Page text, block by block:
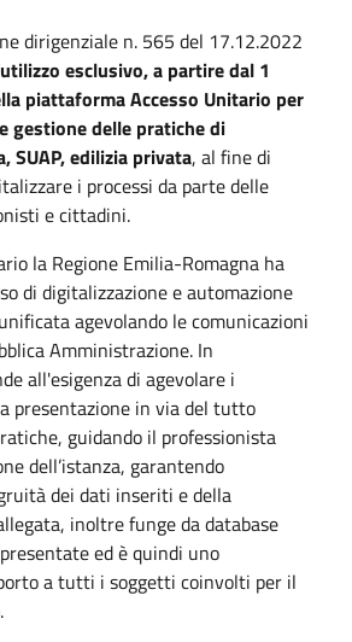
dirigenziale n. 565 del 17.12.2022
utilizzo esclusivo, a partire dal 1
piattaforma Accesso Unitario per
gestione delle pratiche di
SUAP, edilizia privata, al fine di
i processi da parte delle
e cittadini.
la Regione Emilia-Romagna ha
di digitalizzazione e automazione
agevolando le comunicazioni
Amministrazione. In
all'esigenza di agevolare i
presentazione in via del tutto
guidando il professionista
dell’istanza, garantendo
dei dati inseriti e della
inoltre funge da database
ed è quindi uno
a tutti i soggetti coinvolti per il